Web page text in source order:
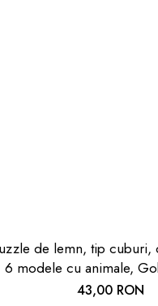
de lemn, tip
6 modele cu animale,
indemanare
43,00 RON